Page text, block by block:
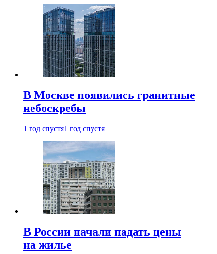
В Москве появились гранитные
небоскребы
1 год спустя1 год спустя
В России начали падать цены
на жилье